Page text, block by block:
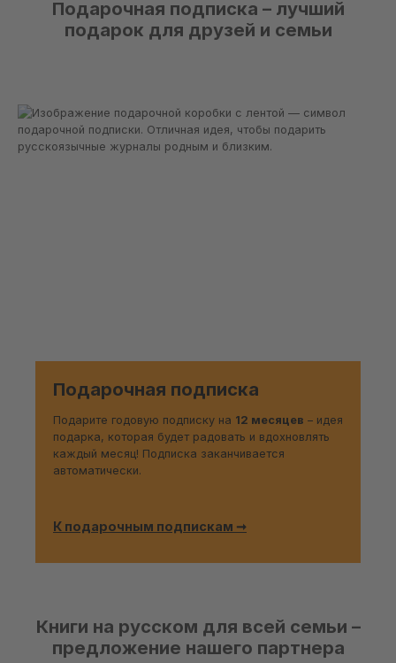
Подарочная подписка – лучший
подарок для друзей и семьи
Подарочная подписка
Подарите годовую подписку на 12 месяцев – идея
подарка, которая будет радовать и вдохновлять
каждый месяц! Подписка заканчивается
автоматически.
К подарочным подпискам ➞
Книги на русском для всей семьи –
предложение нашего партнера